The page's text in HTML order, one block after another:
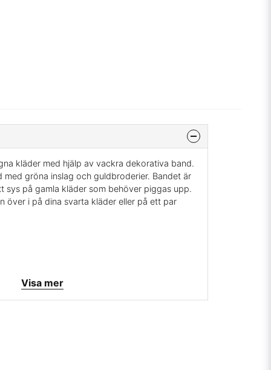
kläder med hjälp av vackra dekorativa band.
gröna inslag och guldbroderier. Bandet är
sys på gamla kläder som behöver piggas upp.
över i på dina svarta kläder eller på ett par
Visa mer